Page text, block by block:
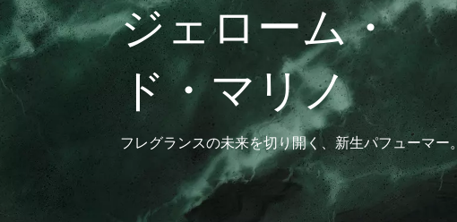
ジェローム・
ド・マリノ
フレグランスの未来を切り開く、新生パフューマー。